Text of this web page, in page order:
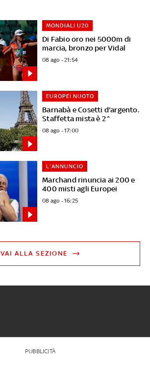
Di Fabio oro nei 5000m di
marcia, bronzo per Vidal
MONDIALI U20
08 ago - 21:54
Barnabà e Cosetti d'argento.
Staffetta mista è 2^
EUROPEI NUOTO
08 ago - 17:00
Marchand rinuncia ai 200 e
400 misti agli Europei
L'ANNUNCIO
08 ago - 16:25
VAI ALLA SEZIONE
PUBBLICITÀ